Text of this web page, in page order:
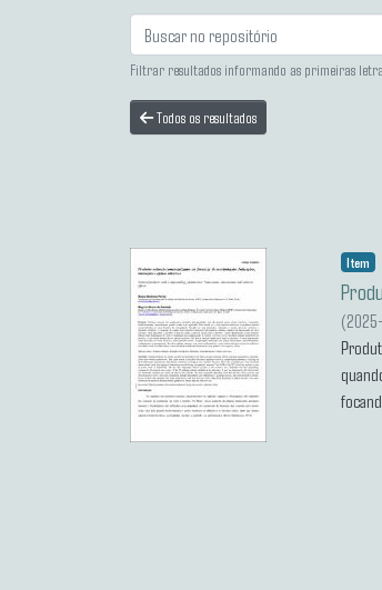
Filtrar resultados informando as primeiras
Todos os resultados
Item
(